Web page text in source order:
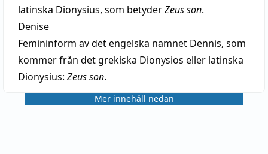
latinska Dionysius, som betyderZeus son.
Denise
Femininform av det engelska namnet Dennis, som
kommer från det grekiska Dionysios eller latinska
Dionysius: Zeus son.
Mer innehåll nedan